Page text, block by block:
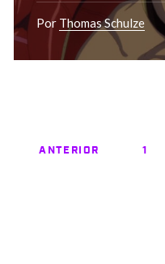
Por Thomas Schulze
ANTERIOR 1